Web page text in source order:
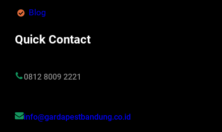
Blog
Quick Contact
0812 8009 2221
info@gardapestbandung.co.id